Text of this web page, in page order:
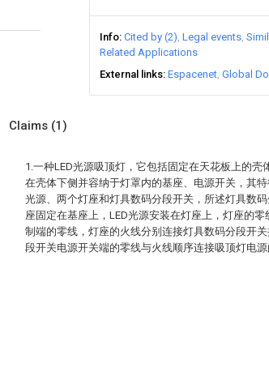
Info Cited by (2) Legal events
Related Applications
External links Espacenet Global
Claims (1)
1.一种LED光源吸顶灯，它包括固定在天花板上的壳
在壳体下侧并容纳于灯罩内的基座、电源开关，其
光源、两个灯座和灯具数码分段开关，所述灯具数
座固定在基座上，LED光源安装在灯座上，灯座的
制端的零线，灯座的火线分别连接灯具数码分段开
段开关电源开关端的零线与火线顺序连接吸顶灯电源